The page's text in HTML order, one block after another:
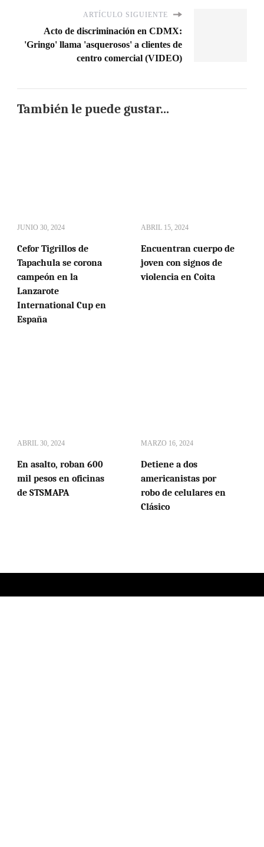
ARTÍCULO SIGUIENTE
Acto de discriminación en CDMX:
'Gringo' llama 'asquerosos' a clientes de
centro comercial (VIDEO)
También le puede gustar...
JUNIO 30, 2024
Cefor Tigrillos de
Tapachula se corona
campeón en la
Lanzarote
International Cup en
España
ABRIL 15, 2024
Encuentran cuerpo de
joven con signos de
violencia en Coita
ABRIL 30, 2024
En asalto, roban 600
mil pesos en oficinas
de STSMAPA
MARZO 16, 2024
Detiene a dos
americanistas por
robo de celulares en
Clásico